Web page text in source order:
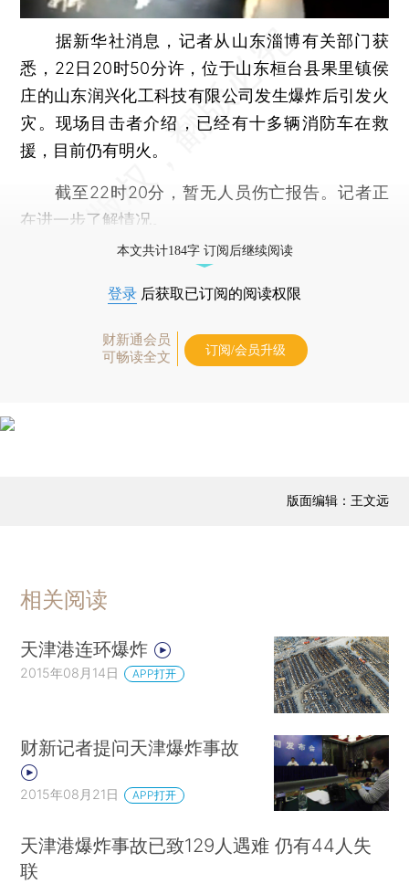
据新华社消息，记者从山东淄博有关部门获
悉，22日20时50分许，位于山东桓台县果里镇侯
庄的山东润兴化工科技有限公司发生爆炸后引发火
灾。现场目击者介绍，已经有十多辆消防车在救
援，目前仍有明火。
截至22时20分，暂无人员伤亡报告。记者正
在进一步了解情况。
本文共计184字 订阅后继续阅读
登录 后获取已订阅的阅读权限
财新通会员
可畅读全文
订阅/会员升级
版面编辑：王文远
相关阅读
天津港连环爆炸
2015年08月14日 APP打开
财新记者提问天津爆炸事故
2015年08月21日 APP打开
天津港爆炸事故已致129人遇难 仍有44人失
联